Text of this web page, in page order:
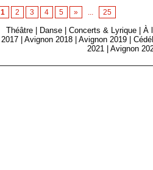
1 2 3 4 5 » ... 25
Théâtre Danse |Concerts & Lyrique |À
2017
|Avignon 2018 |Avignon 2019 |
2021
|Avignon